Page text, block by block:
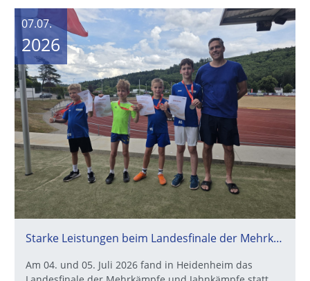
07.07.
2026
Starke Leistungen beim Landesfinale der Mehrkämpfe und Jahnkämpfe in Heidenheim
Am 04. und 05. Juli 2026 fand in Heidenheim das